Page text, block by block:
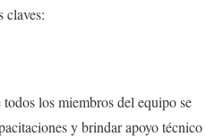
claves:
los miembros del equipo se
y brindar apoyo técnico